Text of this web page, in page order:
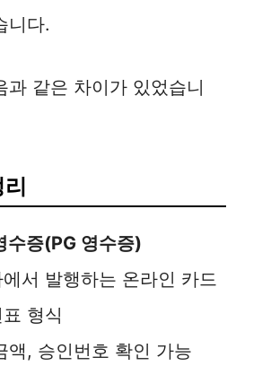
니다.
과 같은 차이가 있었습니
수증(PG 영수증)
에서 발행하는 온라인 카드
형식
액, 승인번호 확인 가능